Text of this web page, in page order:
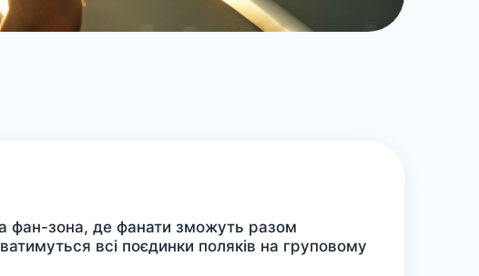
фан-зона, де фанати зможуть разом
всі поєдинки поляків на груповому